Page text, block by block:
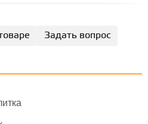
Задать вопрос